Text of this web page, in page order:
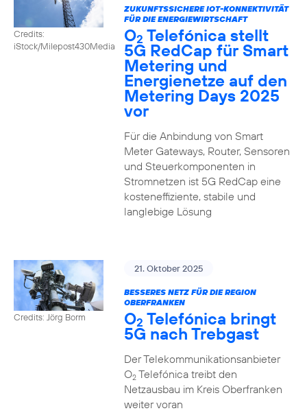
Credits:
iStock/Milepost430Media
ZUKUNFTSSICHERE IOT-KONNEKTIVITÄT
FÜR DIE ENERGIEWIRTSCHAFT
O2 Telefónica stellt
5G RedCap für Smart
Metering und
Energienetze auf den
Metering Days 2025
vor
Für die Anbindung von Smart
Meter Gateways, Router, Sensoren
und Steuerkomponenten in
Stromnetzen ist 5G RedCap eine
kosteneffiziente, stabile und
langlebige Lösung
Credits: Jörg Borm
21. Oktober 2025
BESSERES NETZ FÜR DIE REGION
OBERFRANKEN
O2 Telefónica bringt
5G nach Trebgast
Der Telekommunikationsanbieter
O2Telefónica treibt den
Netzausbau im Kreis Oberfranken
weiter voran